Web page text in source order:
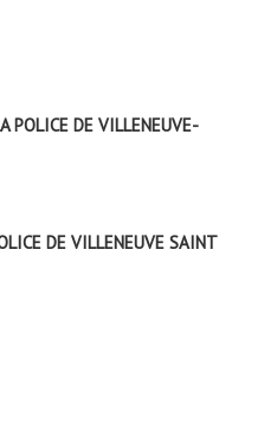
POLICE DE VILLENEUVE-
DE VILLENEUVE SAINT